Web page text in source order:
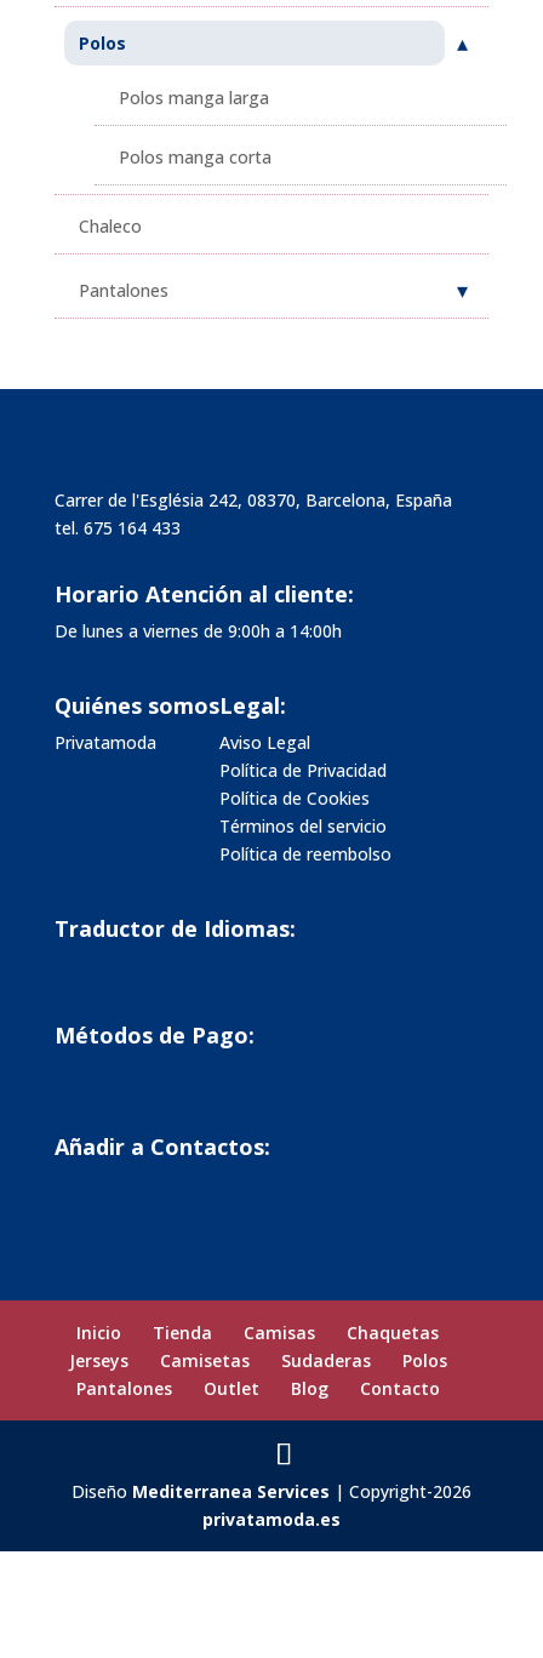
Polos
Polos manga larga
Polos manga corta
Chaleco
Pantalones
Carrer de l'Església 242, 08370, Barcelona, España
tel. 675 164 433
Horario Atención al cliente:
De lunes a viernes de 9:00h a 14:00h
Quiénes somos
Privatamoda
Legal:
Aviso Legal
Política de Privacidad
Política de Cookies
Términos del servicio
Política de reembolso
Traductor de Idiomas:
Métodos de Pago:
Añadir a Contactos:
Inicio Tienda Camisas
Chaquetas
Jerseys
Camisetas Sudaderas
Polos
Pantalones
Outlet Blog Contacto
Diseño Mediterranea Services | Copyright-2026
privatamoda.es